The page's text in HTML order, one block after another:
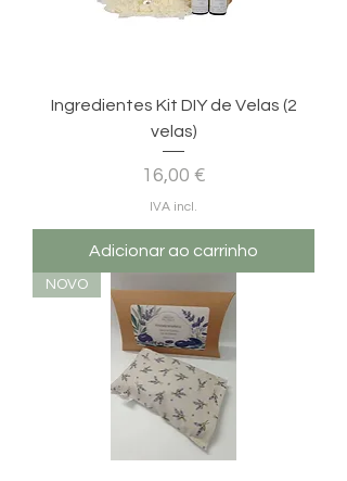
Ingredientes Kit DIY de Velas (2
velas)
Preço
16,00 €
IVA incl.
Adicionar ao carrinho
NOVO